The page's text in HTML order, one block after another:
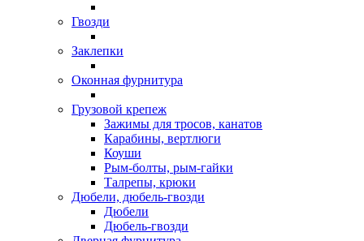
Гвозди
Заклепки
Оконная фурнитура
Грузовой крепеж
Зажимы для тросов, канатов
Карабины, вертлюги
Коуши
Рым-болты, рым-гайки
Талрепы, крюки
Дюбели, дюбель-гвозди
Дюбели
Дюбель-гвозди